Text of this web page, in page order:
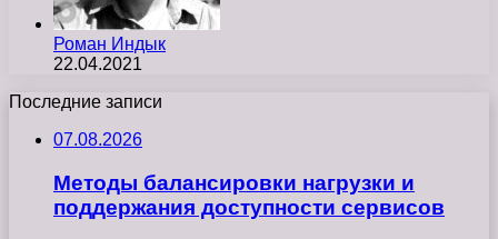
Роман Индык
22.04.2021
Последние записи
07.08.2026
Методы балансировки нагрузки и
поддержания доступности сервисов